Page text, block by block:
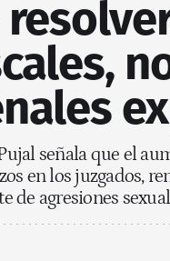
señala que el
en los juzgados,
de agresiones